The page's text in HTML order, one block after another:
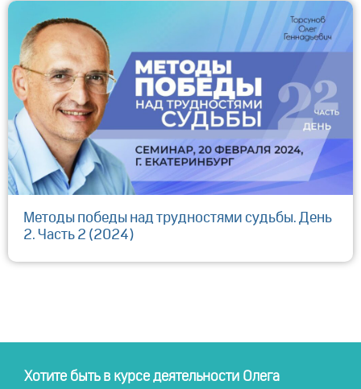
Методы победы над трудностями судьбы. День
2. Часть 2 (2024)
Хотите быть в курсе деятельности Олега